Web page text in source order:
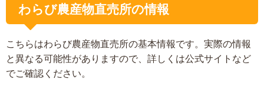
わらび農産物直売所の情報
こちらはわらび農産物直売所の基本情報です。実際の情報
と異なる可能性がありますので、詳しくは公式サイトなど
でご確認ください。